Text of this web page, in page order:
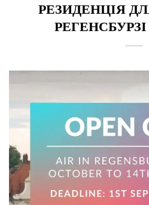
РЕЗИДЕНЦІЯ
РЕГЕНСБУРЗІ